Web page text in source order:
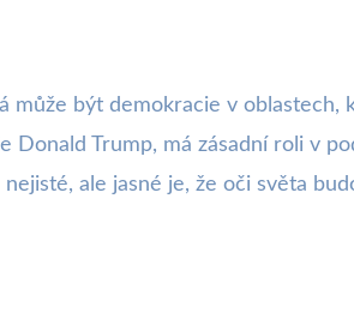
může být demokracie v
Donald Trump, má zásadní roli v
ale jasné je, že oči světa